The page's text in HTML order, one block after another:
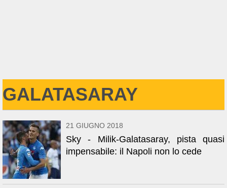
GALATASARAY
21 GIUGNO 2018
Sky - Milik-Galatasaray, pista quasi
impensabile: il Napoli non lo cede